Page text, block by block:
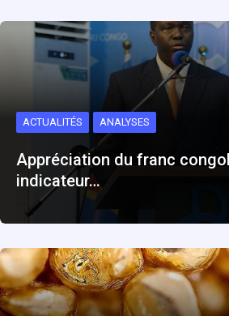
ACTUALITÉS ANALYSES
Appréciation du franc
indicateur…